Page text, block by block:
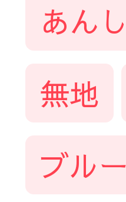
あん
無地
ブルー